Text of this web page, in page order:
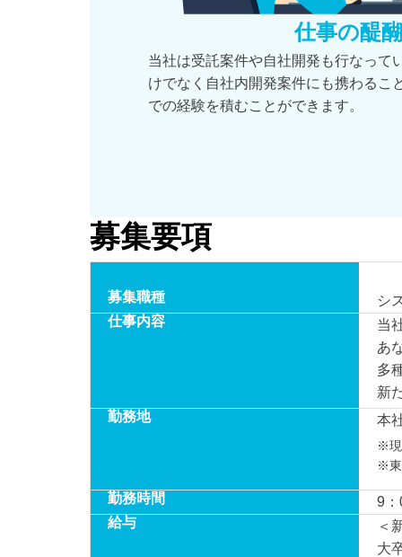
仕事の醍
当社は受託案件や自社開発も行なって
けでなく自社内開発案件にも携わるこ
での経験を積むことができます。
募集要項
募集職種
シ
仕事内容
当
あ
多
新
勤務地
本
※現
※東
勤務時間
9
給与
＜
大